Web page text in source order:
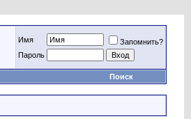
Имя
Запомнить?
Пароль
Поиск